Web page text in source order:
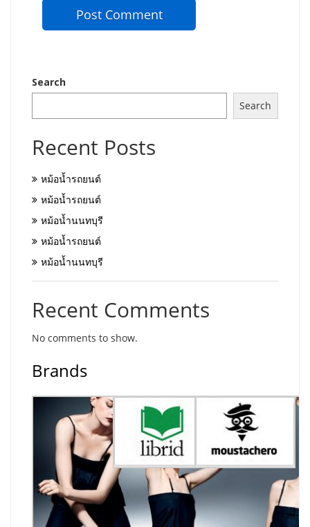
Search
Search
Recent Posts
หม้อน้ำรถยนต์
หม้อน้ำรถยนต์
หม้อน้ำนนทบุรี
หม้อน้ำรถยนต์
หม้อน้ำนนทบุรี
Recent Comments
No comments to show.
Brands